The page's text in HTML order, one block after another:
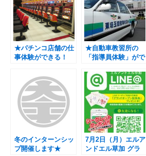
★パチンコ店舗の仕
事体験ができる！
ップ★を開催しま
す！
★自動車教習所の
「指導員体験」がで
プ★を開催します！
冬のインターンシッ
プ開催します★
7月2日（月）エルア
ンドエル草加 グラ